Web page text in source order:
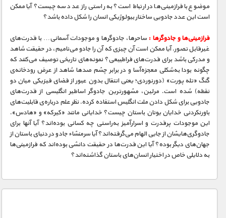
موضوع با فرازمینی‌ها در ارتباط است؟ به راستی راز عدد سه چیست؟ آیا ممکن
است این عدد جادویی ساختار بیولوژیکی انسان را شکل داده باشد؟
فرازمینی‌ها و جادوگرها : ساحرها، جادوگرها و موجودات آسمانی… با قدرت‌های
غیرقابل تصور. آیا ممکن است آن چیزی که آن را جادو می‌نامیم، در حقیقت شاهد
و مدرکی باشد برای قدرت‌های فراطبیعی؟ نمونه‌های تاریخی توصیف می‌کنند که
چگونه بودا به‌شکلی معجزه‌آسا و در برابر چشم صدها شاهد از عرض رودخانه‌ی
گنگ «تله پورت» (دورنوردی؛ یعنی انتقال بدون عبور از فضای فیزیکی میان دو
نقطه) شده است. مرلین، مشهورترین جادوگر اساطیر انگلیسی از قدرت‌های
جادویی برای شکل دادن ملت انگلیس استفاده کرده. نظر علم درباره‌ی قابلیت‌های
باورنکردنی خدایان یونان باستان چیست؟ خدایانی مانند «کیرکه» و «هادس».
این موجودات پرقدرت و اسرارآمیز به‌راستی چه کسانی بوده‌اند؟ آیا آنها برای
جادوگری‌هایشان از جایی الهام می‌گرفته‌اند؟ آیا سرمنشاء جادو در دنیای باستان از
جهان‌های دیگر بوده؟ آیا این قدرت‌ها در حقیقت دانشی بوده‌اند که فرازمینی‌ها
به دلایلی خاص در اختیار انسان‌های باستان گذاشته‌اند؟